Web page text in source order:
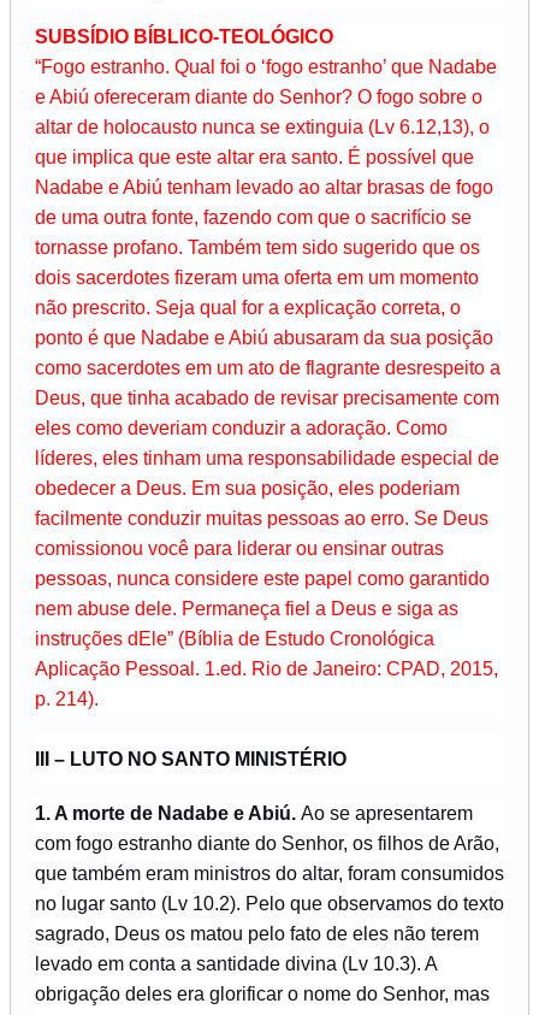
SUBSÍDIO BÍBLICO-TEOLÓGICO
“Fogo estranho. Qual foi o ‘fogo estranho’ que Nadabe
e Abiú ofereceram diante do Senhor? O fogo sobre o
altar de holocausto nunca se extinguia (Lv 6.12,13), o
que implica que este altar era santo. É possível que
Nadabe e Abiú tenham levado ao altar brasas de fogo
de uma outra fonte, fazendo com que o sacrifício se
tornasse profano. Também tem sido sugerido que os
dois sacerdotes fizeram uma oferta em um momento
não prescrito. Seja qual for a explicação correta, o
ponto é que Nadabe e Abiú abusaram da sua posição
como sacerdotes em um ato de flagrante desrespeito a
Deus, que tinha acabado de revisar precisamente com
eles como deveriam conduzir a adoração. Como
líderes, eles tinham uma responsabilidade especial de
obedecer a Deus. Em sua posição, eles poderiam
facilmente conduzir muitas pessoas ao erro. Se Deus
comissionou você para liderar ou ensinar outras
pessoas, nunca considere este papel como garantido
nem abuse dele. Permaneça fiel a Deus e siga as
instruções dEle” (Bíblia de Estudo Cronológica
Aplicação Pessoal. 1.ed. Rio de Janeiro: CPAD, 2015,
p. 214).
III – LUTO NO SANTO MINISTÉRIO
1. A morte de Nadabe e Abiú. Ao se apresentarem
com fogo estranho diante do Senhor, os filhos de Arão,
que também eram ministros do altar, foram consumidos
no lugar santo (Lv 10.2). Pelo que observamos do texto
sagrado, Deus os matou pelo fato de eles não terem
levado em conta a santidade divina (Lv 10.3). A
obrigação deles era glorificar o nome do Senhor, mas